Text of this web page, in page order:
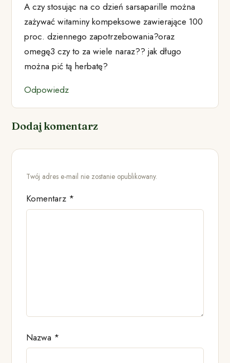
A czy stosując na co dzień sarsaparille można
zażywać witaminy kompeksowe zawierające 100
proc. dziennego zapotrzebowania?oraz
omegę3 czy to za wiele naraz?? jak długo
można pić tą herbatę?
Odpowiedz
Dodaj komentarz
Twój adres e-mail nie zostanie opublikowany.
Komentarz *
Nazwa *